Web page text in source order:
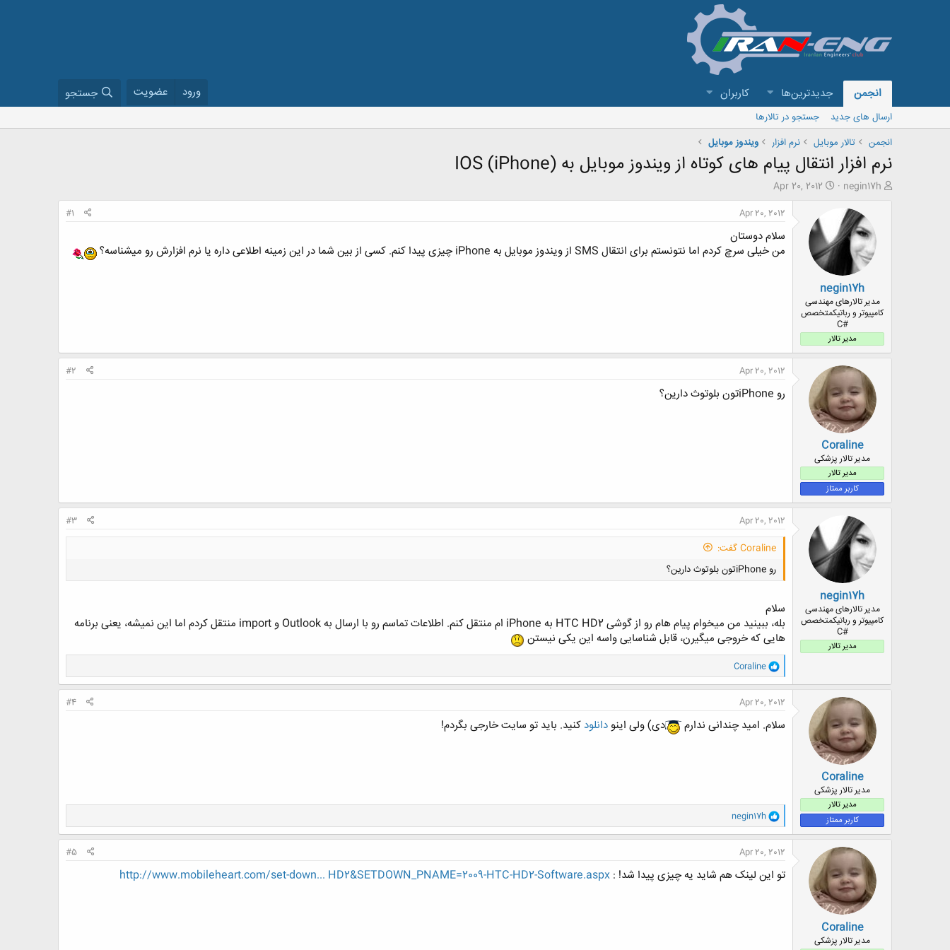
انجمن جدیدترین‌ها کاربران ورود عضویت جستجو
ارسال های جدید
جستجو در تالارها
انجمن
تالار موبايل نرم افزار ویندوز موبایل
نرم افزار انتقال پیام های کوتاه از ویندوز موبایل به IOS (iPhone)
ش
م
و
ع
negin17h
ت
ی
خ
ش
ر
و
ع
Apr 20, 2012
negin17h
مدیر تالارهای مهندسی
کامپیوتر و رباتیکمتخصص
#C
مدیر تالار
Apr 20, 2012
#1
سلام دوستان
من خیلی سرچ کردم اما نتونستم برای انتقال SMS از ویندوز موبایل به iPhone چیزی پیدا کنم. کسی از بین شما در این زمینه اطلاعی داره یا نرم افزارش رو میشناسه؟
Coraline
مدیر تالار پزشکی
مدیر تالار
کاربر ممتاز
Apr 20, 2012
#2
رو iPhoneتون بلوتوث دارین؟
negin17h
مدیر تالارهای مهندسی
کامپیوتر و رباتیکمتخصص
#C
مدیر تالار
Apr 20, 2012
#3
Coraline گفت:
رو iPhoneتون بلوتوث دارین؟
سلام
بله، ببینید من میخوام پیام هام رو از گوشی HTC HD2 به iPhone ام منتقل کنم. اطلاعات تماسم رو با ارسال به Outlook و import منتقل کردم اما این نمیشه، یعنی برنامه
هایی که خروجی میگیرن، قابل شناسایی واسه این یکی نیستن
و
ا
ک
ش
ا
Coraline
Coraline
مدیر تالار پزشکی
مدیر تالار
کاربر ممتاز
Apr 20, 2012
#4
سلام. امید چندانی ندارم دی) ولی اینو دانلود کنید. باید تو سایت خارجی بگردم!
و
ا
ک
ش
ه
ا
negin17h
Coraline
مدیر تالار پزشکی
Apr 20, 2012
#5
تو این لینک هم شاید یه چیزی پیدا شد! : http://www.mobileheart.com/set-down... HD2&SETDOWN_PNAME=2009-HTC-HD2-Software.aspx